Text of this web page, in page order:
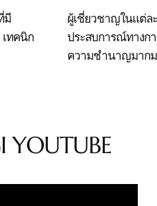
มี
เทคนิก
ผู้เชี่ยวชาญในแต่ล
ประสบการณ์ทางก
ความชำนาญมาก
YOUTUBE